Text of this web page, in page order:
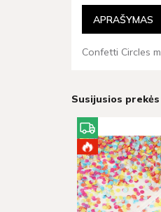
APRAŠYMAS
Confetti Circles
Susijusios prekės